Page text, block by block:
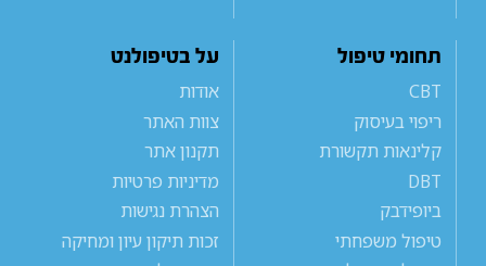
תחומי טיפול
CBT
ריפוי בעיסוק
קלינאות תקשורת
DBT
ביופידבק
טיפול משפחתי
על בטיפולנט
אודות
צוות האתר
תקנון אתר
מדיניות פרטיות
הצהרת נגישות
זכות תיקון עיון ומחיקה